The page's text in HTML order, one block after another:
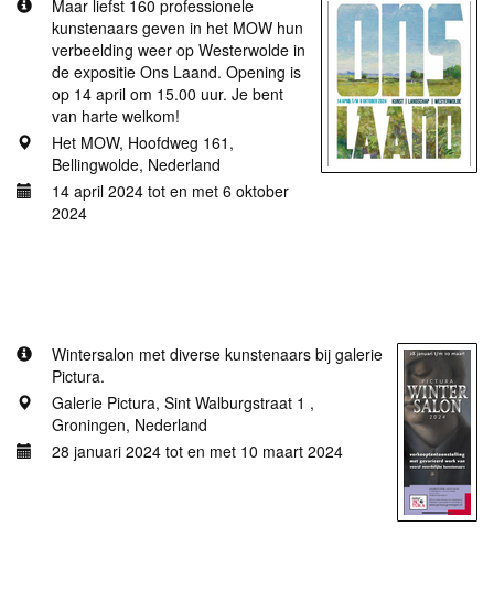
Maar liefst 160 professionele
kunstenaars geven in het MOW hun
verbeelding weer op Westerwolde in
de expositie Ons Laand. Opening is
op 14 april om 15.00 uur. Je bent
van harte welkom!
Het MOW, Hoofdweg 161,
Bellingwolde, Nederland
14 april 2024 tot en met 6 oktober
2024
Wintersalon met diverse kunstenaars bij galerie
Pictura.
Galerie Pictura, Sint Walburgstraat 1 ,
Groningen, Nederland
28 januari 2024 tot en met 10 maart 2024